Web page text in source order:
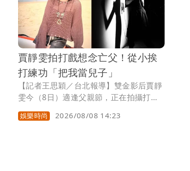
賈靜雯拍打戲想念亡父！從小挨
打練功「把我當兒子」
【記者王思穎／台北報導】雙金影后賈靜
雯今（8日）適逢父親節，正在拍攝打戲
的她，突然想起已離世多年的父親，寫下
長文追憶父女情。她透露，父親因為太愛
娛樂時尚 2026/08/08 14:23